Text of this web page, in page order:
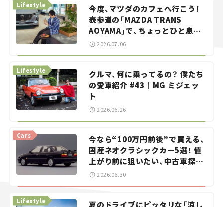
今度、マツダのカフェへ行こう！
表参道の「MAZDA TRANS
AOYAMA」で、ちょっとひと息。
——連載｜CCGとクルマでどうす
Lifestyle
2026.07.06
クルマ、何に乗ってるの？ 僕たち
の愛車紹介 #43｜MG ミジェッ
ト
Lifestyle
2026.06.26
今なら“100万円前後”で買える、
国産ネオクラシックカー5選！ 値
上がり前に狙いたい、中古車探し
をお手伝い――ちょっとイケてるマ
Cars
2026.06.30
夏のドライブにピッタリな「涼し
Lifestyle